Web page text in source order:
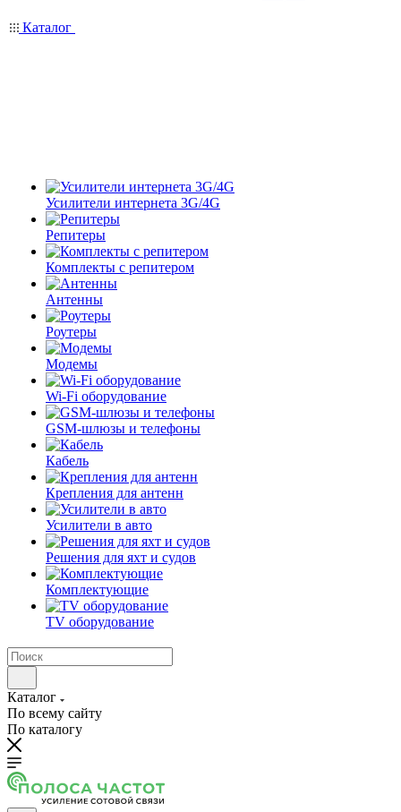
Каталог
Усилители интернета 3G/4G
Репитеры
Комплекты с репитером
Антенны
Роутеры
Модемы
Wi-Fi оборудование
GSM-шлюзы и телефоны
Кабель
Крепления для антенн
Усилители в авто
Решения для яхт и судов
Комплектующие
TV оборудование
Каталог
По всему сайту
По каталогу